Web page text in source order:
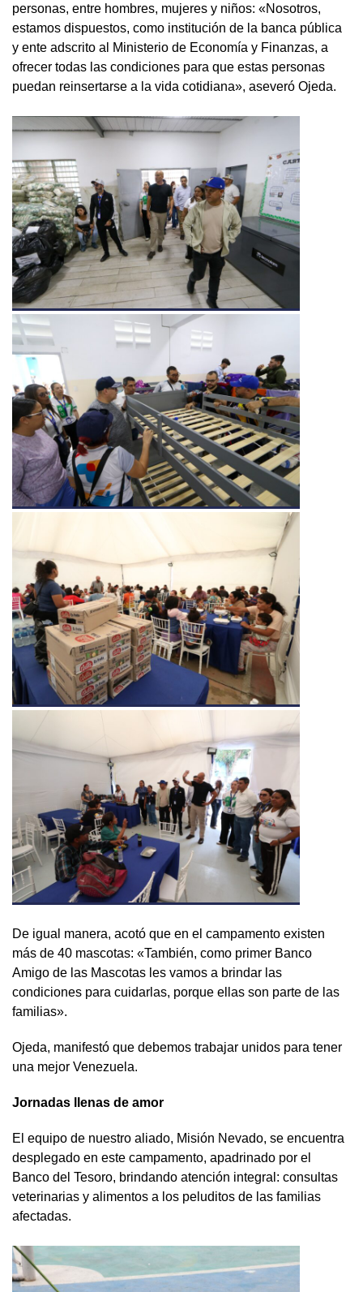
personas, entre hombres, mujeres y niños: «Nosotros,
estamos dispuestos, como institución de la banca pública
y ente adscrito al Ministerio de Economía y Finanzas, a
ofrecer todas las condiciones para que estas personas
puedan reinsertarse a la vida cotidiana», aseveró Ojeda.
De igual manera, acotó que en el campamento existen
más de 40 mascotas: «También, como primer Banco
Amigo de las Mascotas les vamos a brindar las
condiciones para cuidarlas, porque ellas son parte de las
familias».
Ojeda, manifestó que debemos trabajar unidos para tener
una mejor Venezuela.
Jornadas llenas de amor
El equipo de nuestro aliado, Misión Nevado, se encuentra
desplegado en este campamento, apadrinado por el
Banco del Tesoro, brindando atención integral: consultas
veterinarias y alimentos a los peluditos de las familias
afectadas.